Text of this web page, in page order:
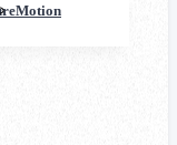
Motion